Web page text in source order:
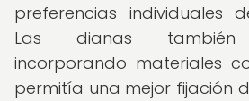
preferencias individuales
Las dianas también
incorporando materiales
permitía una mejor fijación